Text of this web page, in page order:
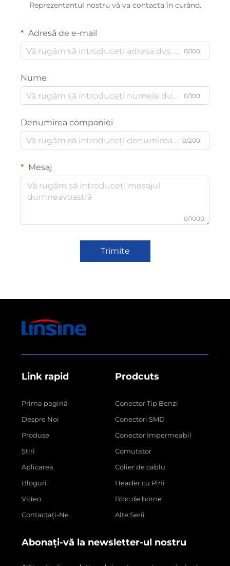
Reprezentantul nostru vă va contacta în curând.
Adresă de e-mail
0/100
Nume
0/100
Denumirea companiei
0/200
Mesaj
0/1000
Trimite
Link rapid
Prima pagină
Despre Noi
Produse
Știri
Aplicarea
Bloguri
Video
Contactați-Ne
Prodcuts
Conector Tip Benzi
Conectori SMD
Conector Impermeabil
Comutator
Colier de cablu
Header cu Pini
Bloc de borne
Alte Serii
Abonați-vă la newsletter-ul nostru